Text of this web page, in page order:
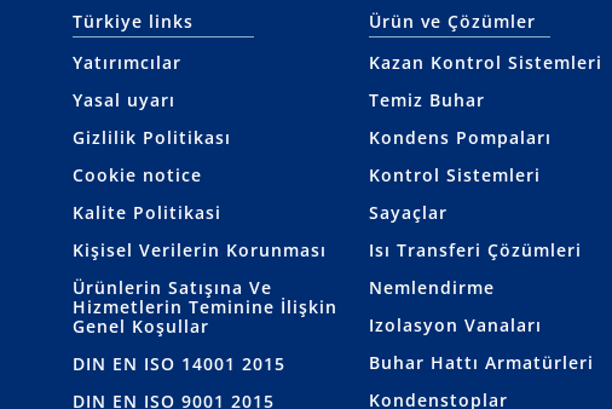
Türkiye links
Yatırımcılar
Yasal uyarı
Gizlilik Politikası
Cookie notice
Kalite Politikasi
Kişisel Verilerin Korunması
Ürünlerin Satışına Ve
Hizmetlerin Teminine İlişkin
Genel Koşullar
DIN EN ISO 14001 2015
DIN EN ISO 9001 2015
Ürün ve Çözümler
Kazan Kontrol Sistemleri
Temiz Buhar
Kondens Pompaları
Kontrol Sistemleri
Sayaçlar
Isı Transferi Çözümleri
Nemlendirme
Izolasyon Vanaları
Buhar Hattı Armatürleri
Kondenstoplar